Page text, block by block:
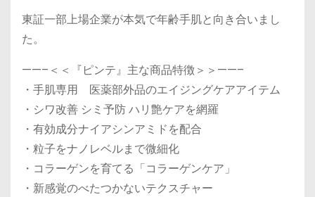
東証一部上場企業が本気で年齢手肌と向き合いまし
た。
——–＜＜『ピンテ』主な商品特徴＞＞——–
・手肌専用 医薬部外品のエイジングケアアイテム
・シワ改善 シミ予防 ハリ艶ケアを網羅
・有効成分ナイアシンアミドを配合
・粒子をナノレベルまで微細化
・コラーゲンを育てる「コラーゲンケア」
・新感覚のべたつかないテクスチャー